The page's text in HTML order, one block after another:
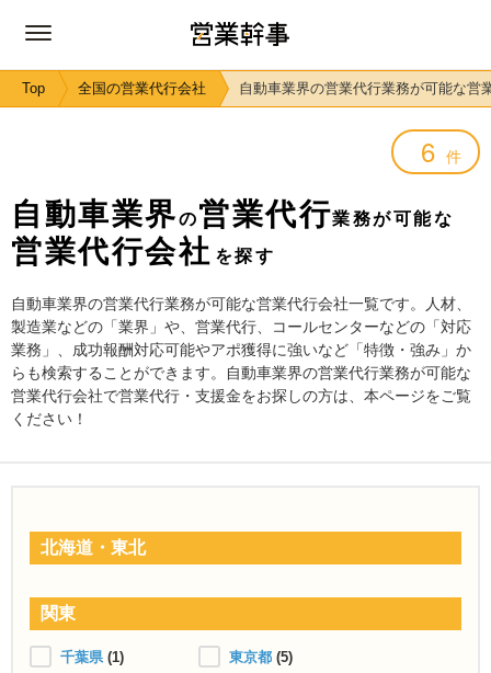
Top 全国の営業代行会社 自動車業界の営業代行業務が可能な営
6 件
自動車業界の営業代行業務が可能な
営業代行会社 を探す
自動車業界の営業代行業務が可能な営業代行会社一覧です。人材、
製造業などの「業界」や、営業代行、コールセンターなどの「対応
業務」、成功報酬対応可能やアポ獲得に強いなど「特徴・強み」か
らも検索することができます。自動車業界の営業代行業務が可能な
営業代行会社で営業代行・支援金をお探しの方は、本ページをご覧
ください！
北海道・東北
関東
千葉県 (1) 東京都 (5)